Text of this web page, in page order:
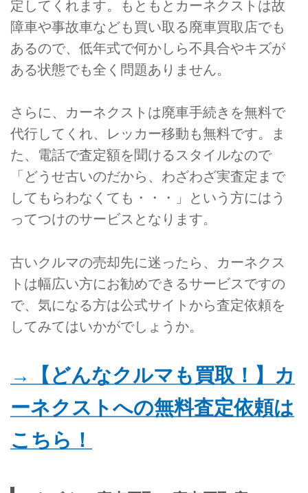
定してくれます。もともとカーネクストは故
障車や事故車なども買い取る廃車買取店でも
あるので、低年式で何かしら不具合やキズが
ある状態でも全く問題ありません。
さらに、カーネクストは廃車手続きを無料で
代行してくれ、レッカー移動も無料です。ま
た、電話で査定額を聞けるスタイルなので
「どうせ古いのだから、わざわざ実査定まで
してもらわなくても・・・」という方にはう
ってつけのサービスとなります。
古いクルマの売却先に迷ったら、カーネクス
トは幅広い方にお勧めできるサービスですの
で、気になる方は公式サイトから査定依頼を
してみてはいかがでしょうか。
→【どんなクルマも買取！】カ
ーネクストへの無料査定依頼は
こちら！